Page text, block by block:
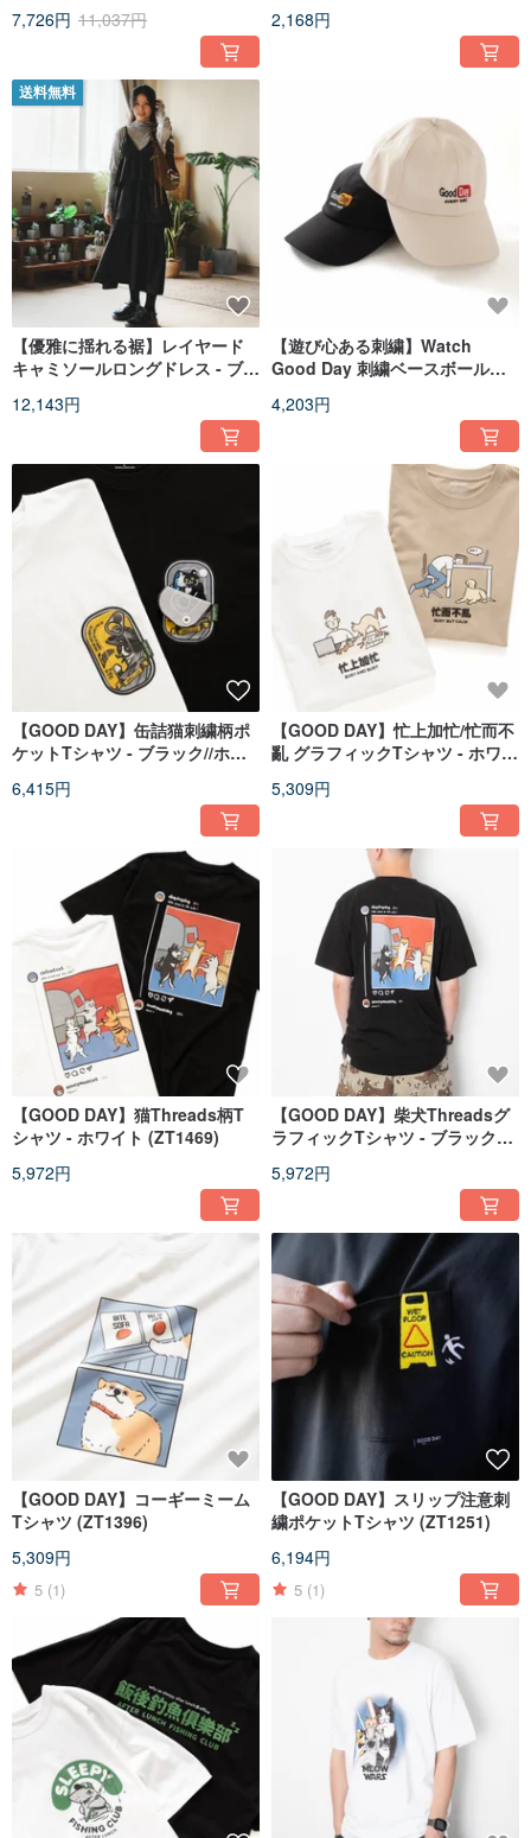
7,726円 11,037円 2,168円
送料無料
【優雅に揺れる裾】レイヤード
キャミソールロングドレス - ブラ
12,143円
【遊び心ある刺繍】Watch
Good Day 刺繍ベースボールキ
(ZC269)
4,203円
【GOOD DAY】缶詰猫刺繍柄ポ
ケットTシャツ - ブラック//ホワ
6,415円
【GOOD DAY】忙上加忙/忙而不
亂 グラフィックTシャツ - ホワイ
5,309円
【GOOD DAY】猫Threads柄T
シャツ - ホワイト (ZT1469)
5,972円
【GOOD DAY】柴犬Threadsグ
ラフィックTシャツ - ブラック
5,972円
【GOOD DAY】コーギーミーム
Tシャツ (ZT1396)
5,309円
5 (1)
【GOOD DAY】スリップ注意刺
繍ポケットTシャツ (ZT1251)
6,194円
5 (1)